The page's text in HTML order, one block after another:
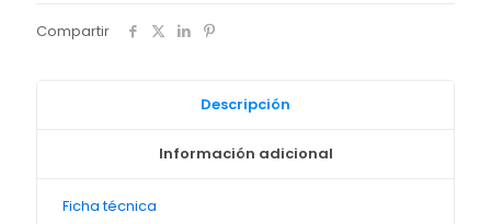
Compartir
Descripción
Información adicional
Ficha técnica